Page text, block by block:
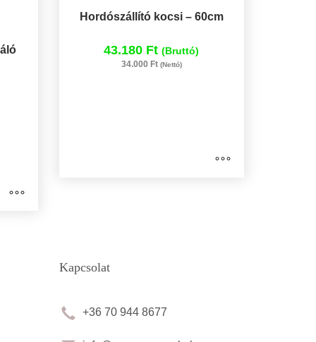
Hordószállító kocsi – 60cm
43.180 Ft(Bruttó)
34.000 Ft (Nettó)
Kapcsolat
+36 70 944 8677